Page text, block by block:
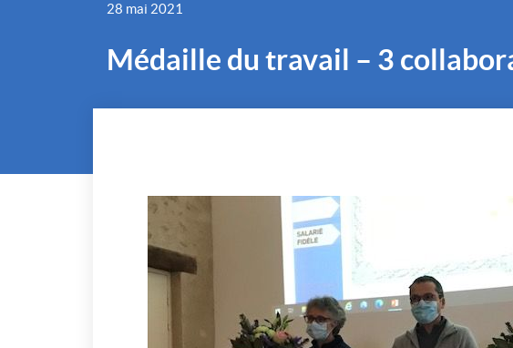
28 mai 2021
Médaille du travail – 3